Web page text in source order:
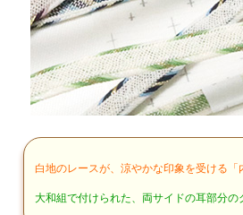
白地のレースが、涼やかな印象を受ける「
大和組で付けられた、両サイドの耳部分